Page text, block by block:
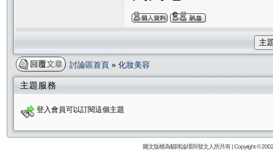
主
討論區首頁 » 化妝美容
主題服務
登入會員可以訂閱這個主題
圖文版權為貓咪論壇與發文人所共有 | Copyright ©